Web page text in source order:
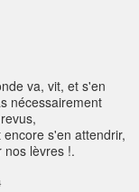
va, vit, et s'en
nécessairement
s'en attendrir,
nos lèvres !.